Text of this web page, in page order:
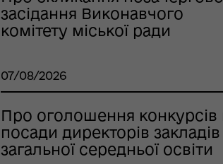
засідання Виконавчого
комітету міської ради
07/08/2026
Про оголошення конкурсів
посади директорів закладів
загальної середньої освіти